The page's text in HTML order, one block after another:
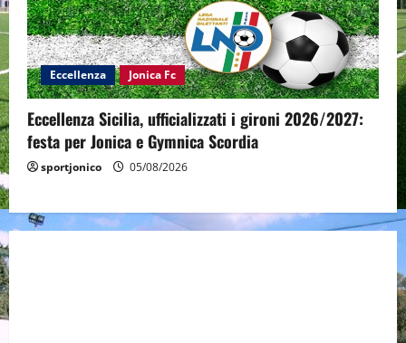
Eccellenza Jonica Fc
Eccellenza Sicilia, ufficializzati i gironi 2026/2027:
festa per Jonica e Gymnica Scordia
sportjonico 05/08/2026